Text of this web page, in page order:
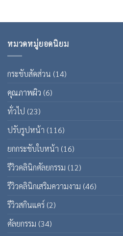
หมวดหมู่ยอดนิยม
กระชับสัดส่วน (14)
คุณภาพผิว (6)
ทั่วไป (23)
ปรับรูปหน้า (116)
ยกกระชับใบหน้า (16)
รีวิวคลินิกศัลยกรรม (12)
รีวิวคลินิกเสริมความงาม (46)
รีวิวสกินแคร์ (2)
ศัลยกรรม (34)